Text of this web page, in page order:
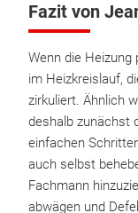
Fazit von
Wenn die Heizung
im Heizkreislauf,
zirkuliert. Ähnlich
deshalb zunächst
einfachen
auch selbst
Fachmann
abwägen und